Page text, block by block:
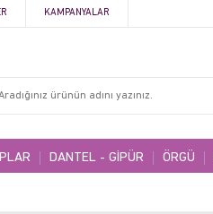
KAMPANYALAR
DANTEL - GİPÜR ÖRGÜ